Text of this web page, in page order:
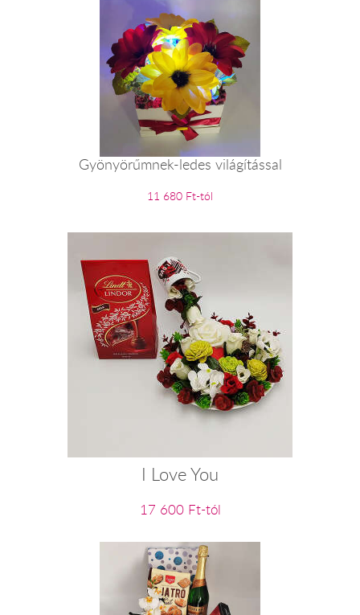
Gyönyörűmnek-ledes világítással
11 680 Ft-tól
I Love You
17 600 Ft-tól